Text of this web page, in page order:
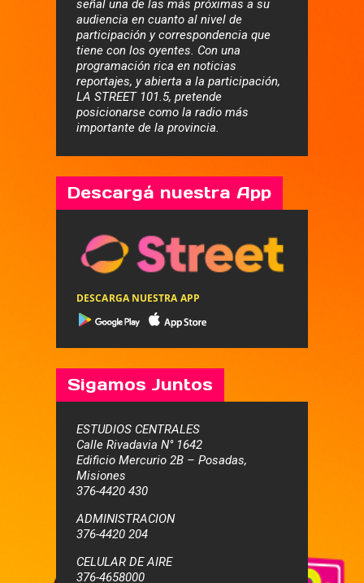
señal una de las más próximas a su
audiencia en cuanto al nivel de
participación y correspondencia que
tiene con los oyentes. Con una
programación rica en noticias
reportajes, y abierta a la participación,
LA STREET 101.5, pretende
posicionarse como la radio más
importante de la provincia.
Descargá nuestra App
DESCARGA NUESTRA APP
Sigamos Juntos
ESTUDIOS CENTRALES
Calle Rivadavia N° 1642
Edificio Mercurio 2B – Posadas,
Misiones
376-4420 430
ADMINISTRACION
376-4420 204
CELULAR DE AIRE
376-4658000